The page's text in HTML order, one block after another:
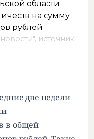
источник
две недели
в общей